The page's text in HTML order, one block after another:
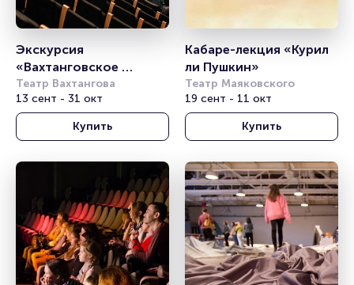
Экскурсия
«Вахтанговское
закулисье»
Театр Вахтангова
13 сент - 31 окт
Купить
Кабаре-лекция «Курил
ли Пушкин»
Театр Маяковского
19 сент - 11 окт
Купить